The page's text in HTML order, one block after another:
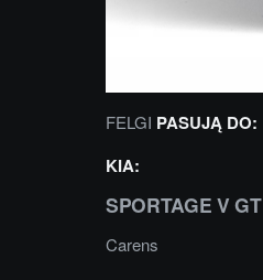
FELGI PASUJĄ DO:
KIA:
SPORTAGE V GT
Carens